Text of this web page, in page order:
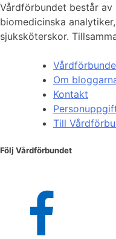
Vårdförbundet består av
biomedicinska
sjuksköterskor.
Om
Kontakt
Till
Följ Vårdförbundet